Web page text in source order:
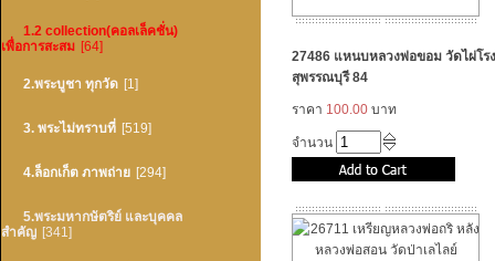
1.2 collection(คอลเล็คชั่น)
เพื่อการสะสม [64]
2.พระบูชา ทุกวัด [1]
3. พระไม่ทราบที่ [519]
4.ล็อกเก็ต ภาพถ่าย [294]
5.พระมหากษัตริย์ และบุคคล
สำคัญ [341]
27486 แหนบหลวงพ่อขอม วัดไผ่โร
สุพรรณบุรี 84
ราคา 100.00 บาท
จำนวน